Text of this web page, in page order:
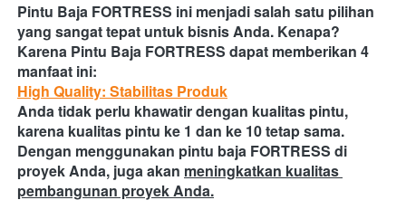
Pintu Baja FORTRESS ini menjadi salah satu pilihan
yang sangat tepat untuk bisnis Anda. Kenapa?
Karena Pintu Baja FORTRESS dapat memberikan 4
manfaat ini:
High Quality: Stabilitas Produk
Anda tidak perlu khawatir dengan kualitas pintu,
karena kualitas pintu ke 1 dan ke 10 tetap sama.
Dengan menggunakan pintu baja FORTRESS di
proyek Anda, juga akan meningkatkan kualitas
pembangunan proyek Anda.